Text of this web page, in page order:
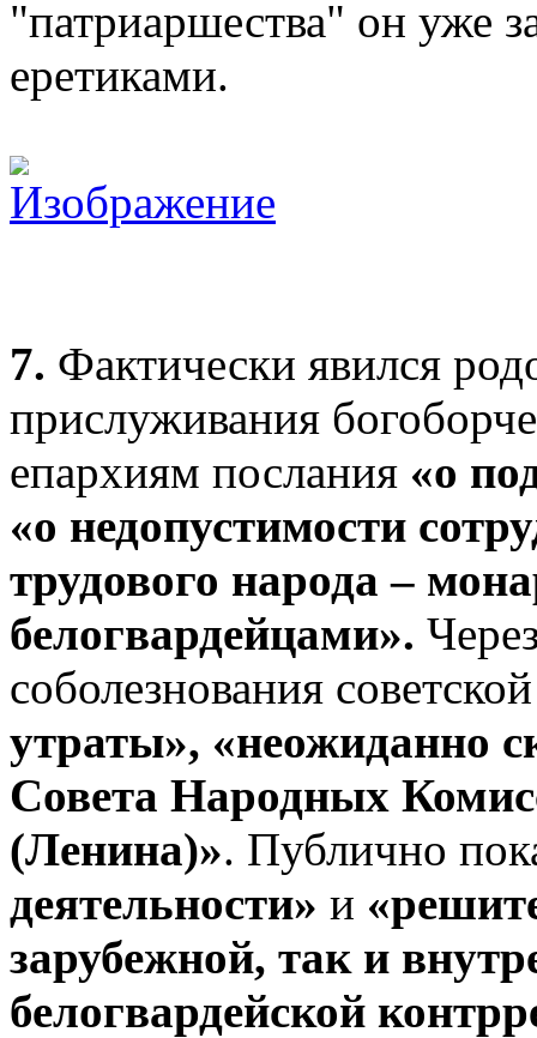
"патриаршества" он уже
еретиками.
7. Фактически явился
прислуживания
епархиям послания «о
«о недопустимости
трудового народа –
белогвардейцами».
соболезнования
утраты», «неожиданно
Совета Народных
(Ленина)». Публично
деятельности» и
зарубежной, так и
белогвардейской